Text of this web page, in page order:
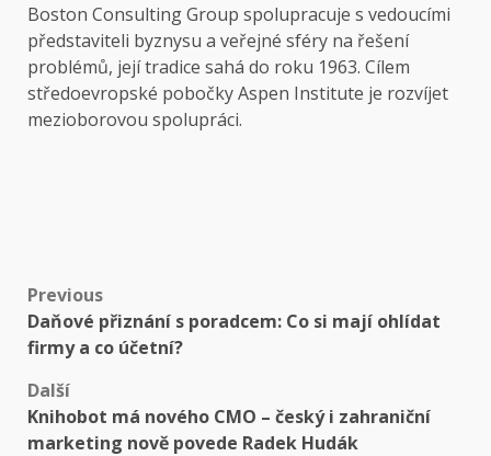
Boston Consulting Group spolupracuje s vedoucími
představiteli byznysu a veřejné sféry na řešení
problémů, její tradice sahá do roku 1963. Cílem
středoevropské pobočky Aspen Institute je rozvíjet
mezioborovou spolupráci.
Post
navigation
Previous
Daňové přiznání s poradcem: Co si mají ohlídat
firmy a co účetní?
Další
Knihobot má nového CMO – český i zahraniční
marketing nově povede Radek Hudák